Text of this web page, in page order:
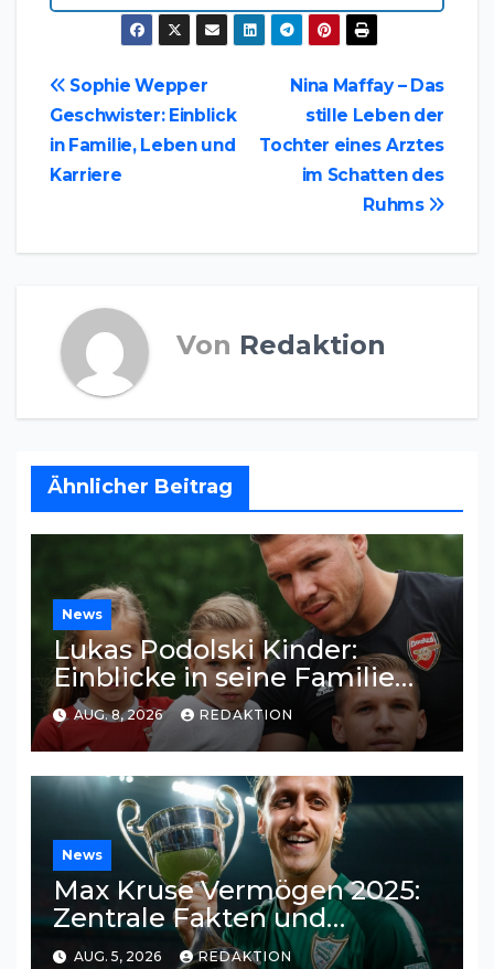
Beitragsnavigation
Nina Maffay – Das
stille Leben der
Tochter eines Arztes
im Schatten des
Ruhms
Sophie Wepper
Geschwister: Einblick
in Familie, Leben und
Karriere
Von Redaktion
Ähnlicher Beitrag
News
Lukas Podolski Kinder:
Einblicke in seine Familie
und Privatsphäre
AUG. 8, 2026 REDAKTION
News
Max Kruse Vermögen 2025:
Zentrale Fakten und
Einkommensquellen
AUG. 5, 2026 REDAKTION